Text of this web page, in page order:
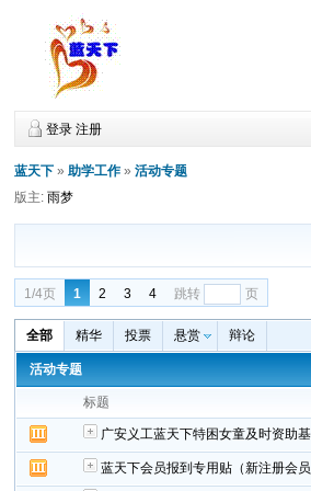
登录 注册
蓝天下 »助学工作 »活动专题
版主:雨梦
1/4页 1 2 3 4 跳转 页
全部 精华 投票 悬赏 辩论
活动专题
标题
广安义工蓝天下特困女童及时资助
蓝天下会员报到专用贴（新注册会